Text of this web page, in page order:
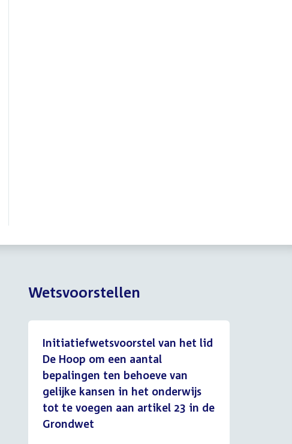
Wetsvoorstellen
Initiatiefwetsvoorstel van het lid
De Hoop om een aantal
bepalingen ten behoeve van
gelijke kansen in het onderwijs
tot te voegen aan artikel 23 in de
Grondwet